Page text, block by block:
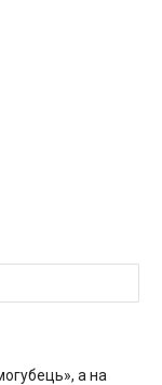
а на